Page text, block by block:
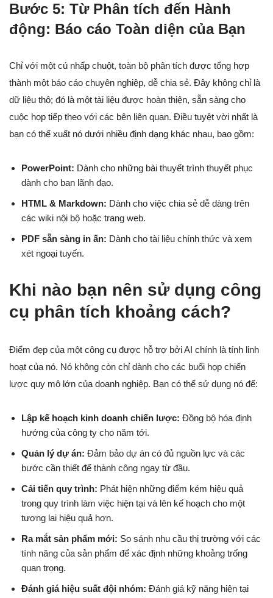
Bước 5: Từ Phân tích đến Hành
động: Báo cáo Toàn diện của Bạn
Chỉ với một cú nhấp chuột, toàn bộ phân tích được tổng hợp
thành một báo cáo chuyên nghiệp, dễ chia sẻ. Đây không chỉ là
dữ liệu thô; đó là một tài liệu được hoàn thiện, sẵn sàng cho
cuộc họp tiếp theo với các bên liên quan. Điều tuyệt vời nhất là
bạn có thể xuất nó dưới nhiều định dạng khác nhau, bao gồm:
PowerPoint: Dành cho những bài thuyết trình thuyết phục
dành cho ban lãnh đạo.
HTML & Markdown: Dành cho việc chia sẻ dễ dàng trên
các wiki nội bộ hoặc trang web.
PDF sẵn sàng in ấn: Dành cho tài liệu chính thức và xem
xét ngoại tuyến.
Khi nào bạn nên sử dụng công
cụ phân tích khoảng cách?
Điểm đẹp của một công cụ được hỗ trợ bởi AI chính là tính linh
hoạt của nó. Nó không còn chỉ dành cho các buổi họp chiến
lược quy mô lớn của doanh nghiệp. Bạn có thể sử dụng nó để:
Lập kế hoạch kinh doanh chiến lược: Đồng bộ hóa định
hướng của công ty cho năm tới.
Quản lý dự án: Đảm bảo dự án có đủ nguồn lực và các
bước cần thiết để thành công ngay từ đầu.
Cải tiến quy trình: Phát hiện những điểm kém hiệu quả
trong quy trình làm việc hiện tại và lên kế hoạch cho một
tương lai hiệu quả hơn.
Ra mắt sản phẩm mới: So sánh nhu cầu thị trường với các
tính năng của sản phẩm để xác định những khoảng trống
quan trọng.
Đánh giá hiệu suất đội nhóm: Đánh giá kỹ năng hiện tại